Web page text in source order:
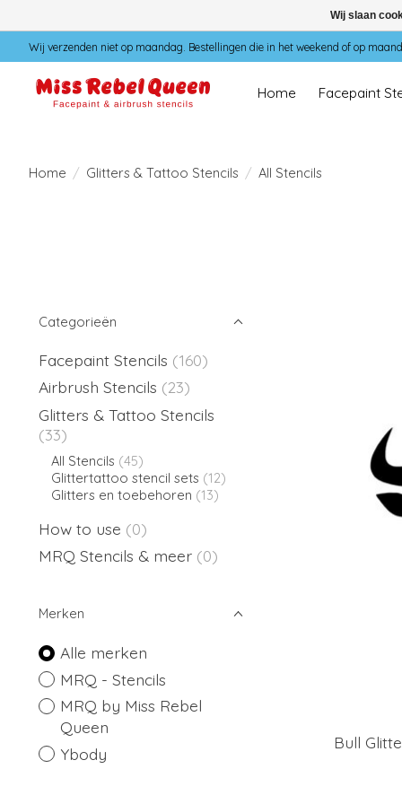
Wij verzenden niet op maandag. Bestellingen die in het weekend of op
Home Facepaint
Home / Glitters & Tattoo Stencils / All Stencils
Categorieën
Facepaint Stencils (160)
Airbrush Stencils (23)
Glitters & Tattoo Stencils
(33)
All Stencils (45)
Glittertattoo stencil sets (12)
Glitters en toebehoren (13)
How to use (0)
MRQ Stencils & meer (0)
Merken
Alle merken
MRQ - Stencils
MRQ by Miss Rebel
Queen
Ybody
Bull
Wij slaan